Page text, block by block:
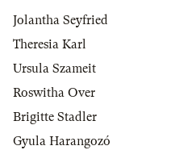
Jolantha Seyfried
Theresia Karl
Ursula Szameit
Roswitha Over
Brigitte Stadler
Gyula Harangozó